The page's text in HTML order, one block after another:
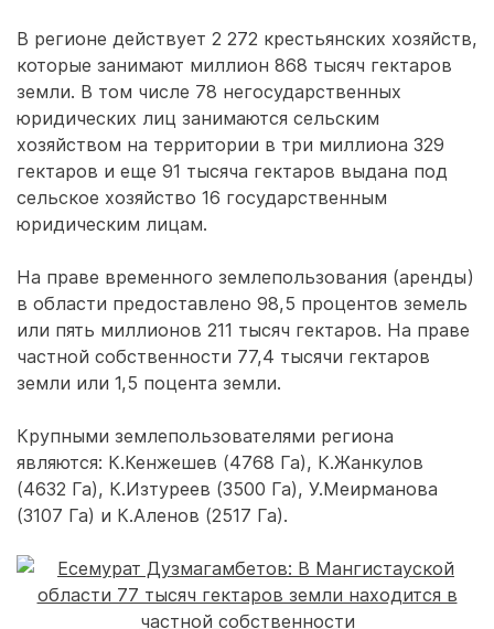
В регионе действует 2 272 крестьянских хозяйств,
которые занимают миллион 868 тысяч гектаров
земли. В том числе 78 негосударственных
юридических лиц занимаются сельским
хозяйством на территории в три миллиона 329
гектаров и еще 91 тысяча гектаров выдана под
сельское хозяйство 16 государственным
юридическим лицам.
На праве временного землепользования (аренды)
в области предоставлено 98,5 процентов земель
или пять миллионов 211 тысяч гектаров. На праве
частной собственности 77,4 тысячи гектаров
земли или 1,5 поцента земли.
Крупными землепользователями региона
являются: К.Кенжешев (4768 Га), К.Жанкулов
(4632 Га), К.Изтуреев (3500 Га), У.Меирманова
(3107 Га) и К.Аленов (2517 Га).